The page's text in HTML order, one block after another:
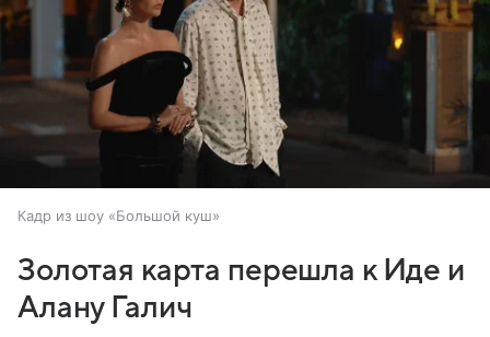
Кадр из шоу «Большой куш»
Золотая карта перешла к Иде и
Алану Галич